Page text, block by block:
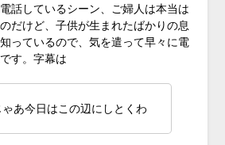
話しているシーン、ご婦人は本当は
だけど、子供が生まれたばかりの息
っているので、気を遣って早々に電
す。字幕は
ゃあ今日はこの辺にしとくわ